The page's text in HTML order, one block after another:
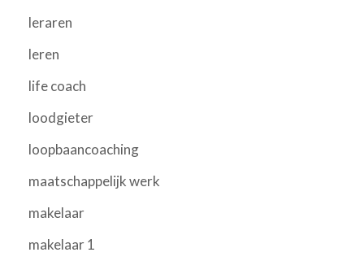
leraren
leren
life coach
loodgieter
loopbaancoaching
maatschappelijk werk
makelaar
makelaar 1